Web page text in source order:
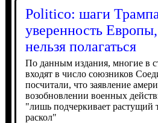
Politico: шаги
уверенность
нельзя полагаться
По данным издания, многие в
входят в число союзников
посчитали, что заявление
возобновлении военных
"лишь подчеркивает растущий
раскол"